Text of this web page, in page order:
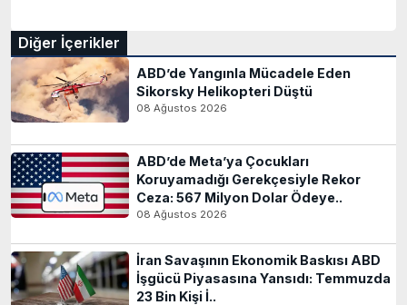
Diğer İçerikler
ABD’de Yangınla Mücadele Eden
Sikorsky Helikopteri Düştü
08 Ağustos 2026
ABD’de Meta’ya Çocukları
Koruyamadığı Gerekçesiyle Rekor
Ceza: 567 Milyon Dolar Ödeye..
08 Ağustos 2026
İran Savaşının Ekonomik Baskısı ABD
İşgücü Piyasasına Yansıdı: Temmuzda
23 Bin Kişi İ..